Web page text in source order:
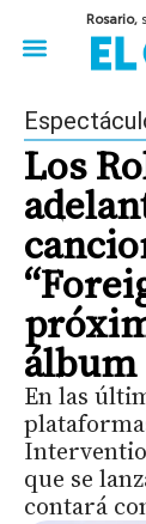
Rosario,
Los
álbum
En las
que se
contará